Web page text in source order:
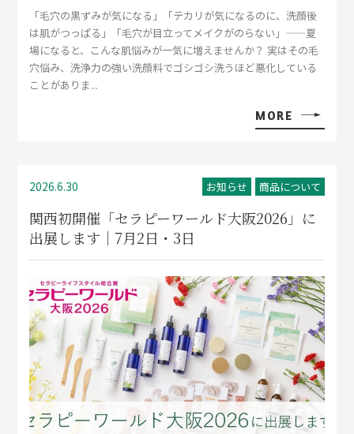
「毛穴の黒ずみが気になる」「テカリが気になるのに、洗顔後
は肌がつっぱる」「毛穴が目立ってメイクがのらない」——夏
場になると、こんな肌悩みが一気に増えませんか？ 実はその毛
穴悩み、洗浄力の強い洗顔料でゴシゴシ洗うほど悪化している
ことがありま...
MORE
2026.6.30 お知らせ 商品について
関西初開催「セラピーワールド大阪2026」に
出展します｜7月2日・3日